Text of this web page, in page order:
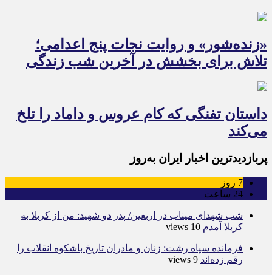
«زنده‌شور» و روایت نجات پنج اعدامی؛
تلاش برای بخشش در آخرین شب زندگی
داستان تفنگی که کام عروس و داماد را تلخ
می‌کند
پربازدیدترین اخبار ایران به‌روز
7 روز
24 ساعت
شب شهدای میناب در اربعین/ پدر دو شهید: من از کربلا به
کربلا آمدم 10 views
فرمانده سپاه رشت: زنان و مادران تاریخ باشکوه انقلاب را
رقم زده‌اند 9 views